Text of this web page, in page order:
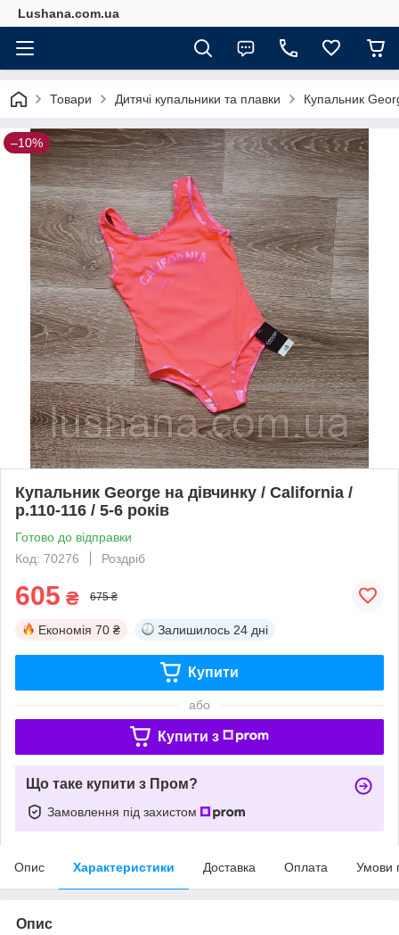
Lushana.com.ua
Товари Дитячі купальники та плавки Купальник
–10%
Купальник George на дівчинку / California /
р.110-116 / 5-6 років
Готово до відправки
Код: 70276
Роздріб
605 ₴ 675 ₴
Економія 70 ₴ Залишилось 24 дні
Купити
або
Купити з
Що таке купити з Пром?
Замовлення під захистом
Опис Характеристики Доставка Оплата Умови
Опис